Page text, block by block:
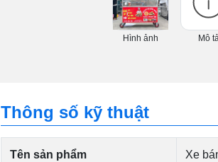
Hình ảnh Mô
Thông số kỹ thuật
Tên sản phẩm Xe